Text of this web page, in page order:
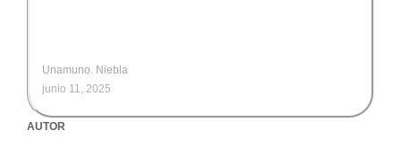
Unamuno. Niebla
junio 11, 2025
AUTOR